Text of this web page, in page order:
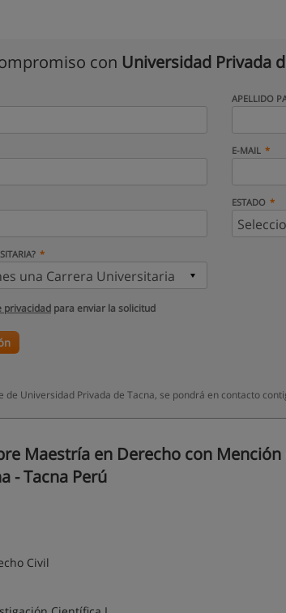
con Universidad Privada
APELLIDO
E-MAIL
ESTADO
privacidad para enviar la solicitud
de Universidad Privada de Tacna, se pondrá en contacto
Maestría en Derecho con
- Tacna Perú
Civil